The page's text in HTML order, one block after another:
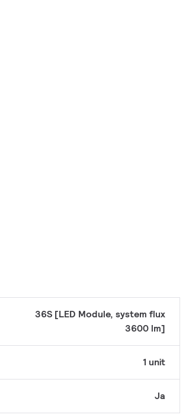
36S [LED Module, system flux
3600 lm]
1 unit
Ja